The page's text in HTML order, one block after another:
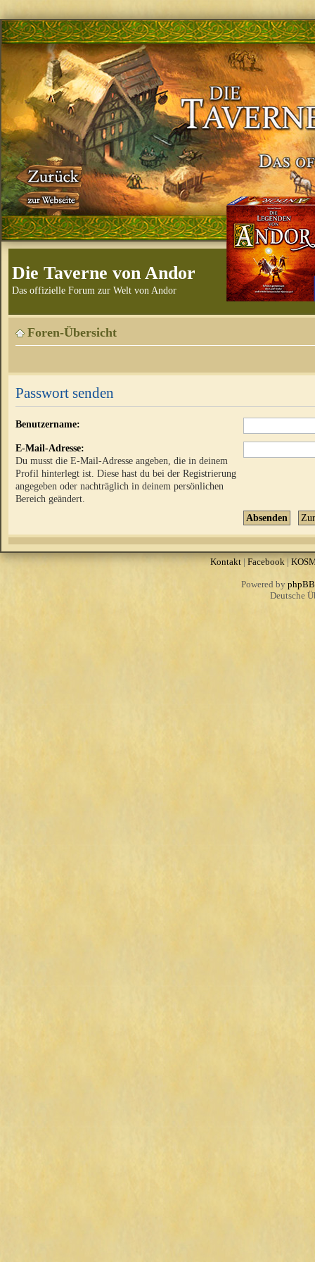
Die Taverne von Andor
Das offizielle Forum zur Welt von Andor
Foren-Übersicht
Passwort senden
Benutzername:
E-Mail-Adresse:
Du musst die E-Mail-Adresse angeben, die in deinem
Profil hinterlegt ist. Diese hast du bei der Registrierung
angegeben oder nachträglich in deinem persönlichen
Bereich geändert.
Kontakt| Facebook |
Powered by phpBB
Deutsche